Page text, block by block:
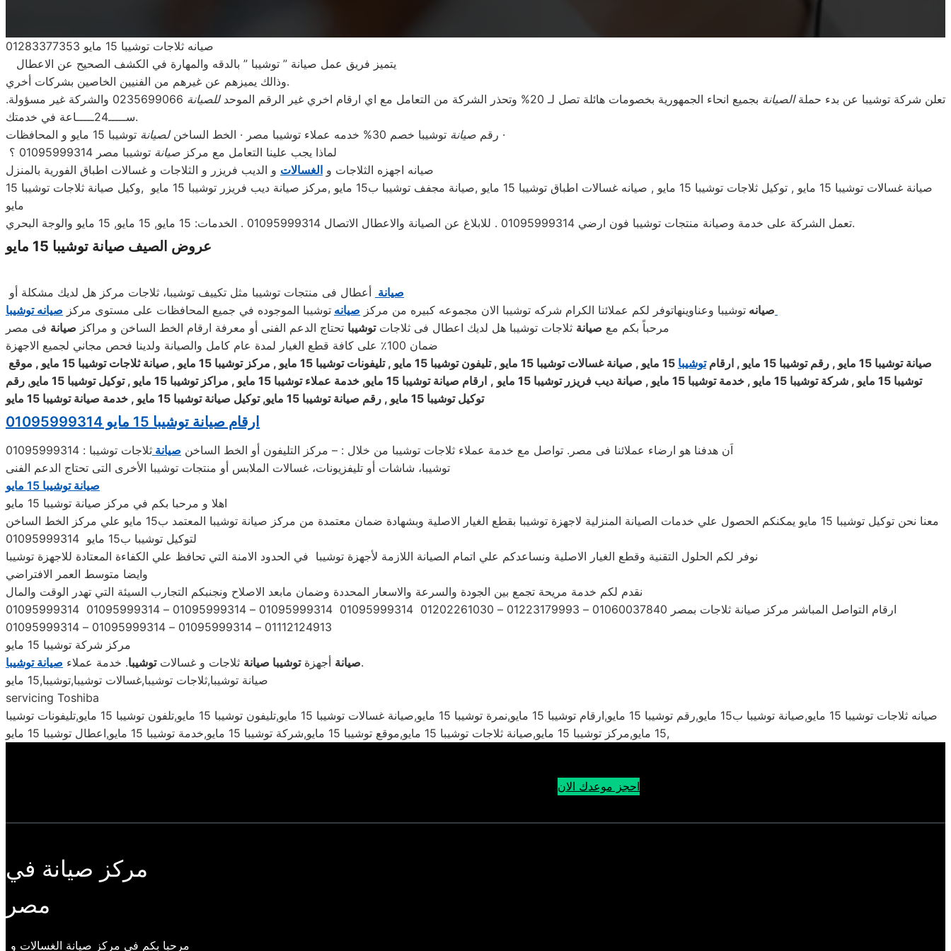
صيانه ثلاجات توشيبا 15 مايو 01283377353
يتميز فريق عمل صيانة ” توشيبا ” بالدقه والمهارة في الكشف الصحيح عن الاعطال
وذالك يميزهم عن غيرهم من الفنيين الخاصين بشركات أخري.
تعلن شركة توشيبا عن بدء حملةالصيانة بجميع انحاء الجمهورية بخصومات هائلة تصل لـ 20% وتحذر الشركة من التعامل مع اي ارقام اخري غير الرقم الموحد للصيانة
0235699066 والشركة غير مسؤولة.
ســـــ24ـــــاعة في خدمتك.
رقم صيانة توشيبا خصم 30% خدمه عملاء توشيبا مصر · الخط الساخن لصيانة
توشيبا 15 مايو و المحافظات ·
لماذا يجب علينا التعامل مع مركز صيانة توشيبا مصر 01095999314 ؟
صيانه اجهزه الثلاجات و الغسالات
صيانة غسالات توشيبا 15 مايو , توكيل ثلاجات توشيبا 15 مايو , صيانه غسالات اطباق توشيبا 15 مايو ,صيانة مجفف توشيبا ب15 مايو ,مركز صيانة ديب فريزر توشيبا 15 مايو ,وكيل صيانة ثلاجات توشيبا 15
مايو
تعمل الشركة على خدمة وصيانة منتجات توشيبا فون ارضي 01095999314 . للابلاغ عن الصيانة والاعطال الاتصال 01095999314 . الخدمات: 15 مايو, 15 مايو, 15 مايو والوجة البحري.
عروض الصيف صيانة توشيبا 15 مايو
صيانة أعطال فى منتجات توشيبا مثل تكييف توشيبا، ثلاجات مركز هل لديك مشكلة أو
صيانه توشيبا وعناوينهاتوفر لكم عملائنا الكرام شركه توشيبا الان مجموعه كبيره من مركز صيانه توشيبا الموجوده في جميع المحافظات على مستوى مركز صيانهتوشيبا
مرحباً بكم مع صيانة ثلاجات توشيبا هل لديك اعطال فى ثلاجاتتوشيبا تحتاج الدعم الفنى أو معرفة ارقام الخط الساخن و مراكز صيانة
ضمان 100٪ على كافة قطع الغيار لمدة عام كامل والصيانة ولدينا فحص مجاني لجميع الاجهزة
صيانةتوشيبا توشيبا توشيبا مايو , صيانة غسالاتتوشيبا توشيبا توشيبا توشيبا توشيبا
توشيبا
توشيبا توشيبا توشيبا , ارقام صيانةتوشيبا توشيبا توشيبا توشيبا
15 مايو, رقم
توكيلتوشيبا توشيبا توشيبا توشيبا
ارقام صيانة توشيبا 15 مايو 01095999314
اَن هدفنا هو ارضاء عملائنا فى مصر. تواصل مع خدمة عملاء ثلاجات توشيبا من خلال : – مركز التليفون أو الخط الساخن صيانة ثلاجات توشيبا : 01095999314
توشيبا، شاشات أو تليفزيونات، غسالات الملابس أو منتجات توشيبا الأخرى التى تحتاج الدعم الفنى
صيانة توشيبا 15 مايو
اهلا و مرحبا بكم في مركز صيانة توشيبا 15 مايو
معنا نحن توكيل توشيبا 15 مايو يمكنكم الحصول علي خدمات الصيانة المنزلية لاجهزة توشيبا بقطع الغيار الاصلية وبشهادة ضمان معتمدة من مركز صيانة توشيبا المعتمد ب15 مايو علي مركز الخط الساخن
لتوكيل توشيبا ب15 مايو 01095999314
نوفر لكم الحلول التقنية وقطع الغيار الاصلية ونساعدكم علي اتمام الصيانة اللازمة لأجهزة توشيبا في الحدود الامنة التي تحافظ علي الكفاءة المعتادة للاجهزة توشيبا
وايضا متوسط العمر الافتراضي
نقدم لكم خدمة مريحة تجمع بين الجودة والسرعة والاسعار المحددة وضمان مابعد الاصلاح ونجنبكم التجارب السيئة التي تهدر الوقت والمال
ارقام التواصل المباشر مركز صيانة ثلاجات بمصر 01060037840 – 01223179993 – 01202261030 01095999314 01095999314 – 01095999314 – 01095999314 01095999314
مركز شركة توشيبا 15 مايو
صيانة أجهزةتوشيبا صيانة ثلاجات و غسالاتتوشيبا. خدمة عملاء صيانة توشيبا
.
صيانة توشيبا,ثلاجات توشيبا,غسالات توشيبا,توشيبا,15 مايو
servicing Toshiba
صيانه ثلاجات توشيبا 15 مايو,صيانة توشيبا ب15 مايو,رقم توشيبا 15 مايو,ارقام توشيبا 15 مايو,نمرة توشيبا 15 مايو,صيانة غسالات توشيبا 15 مايو,تليفون توشيبا 15 مايو,تلفون توشيبا 15 مايو,تليفونات توشيبا
15 مايو,مركز توشيبا 15 مايو,صيانة ثلاجات توشيبا 15 مايو,موقع توشيبا 15 مايو,شركة توشيبا 15 مايو,خدمة توشيبا 15 مايو,اعطال توشيبا 15 مايو,
احجز موعدك الان
مركز صيانة في
مصر
مرحبا بكم فى مركز صيانة الغسالات و